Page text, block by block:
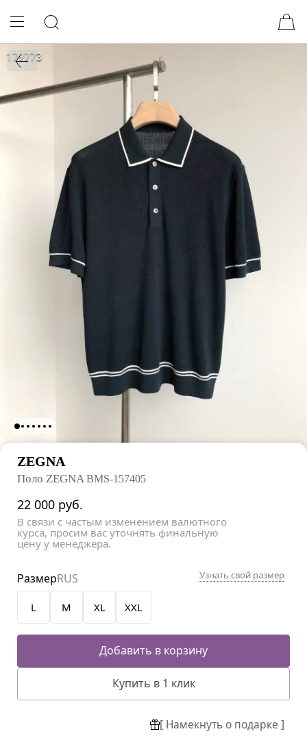
ZEGNA
Поло ZEGNA BMS-157405
22 000 руб.
В связи с частым изменением валютного
курса, просим вас уточнять финальную
цену у менеджера.
L M XL XXL
РазмерRUS Узнать свой размер
Добавить в корзину
Купить в 1 клик
[ Намекнуть о подарке ]